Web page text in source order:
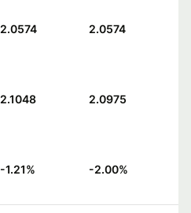
2.0574 2.0574
2.1048 2.0975
-1.21% -2.00%